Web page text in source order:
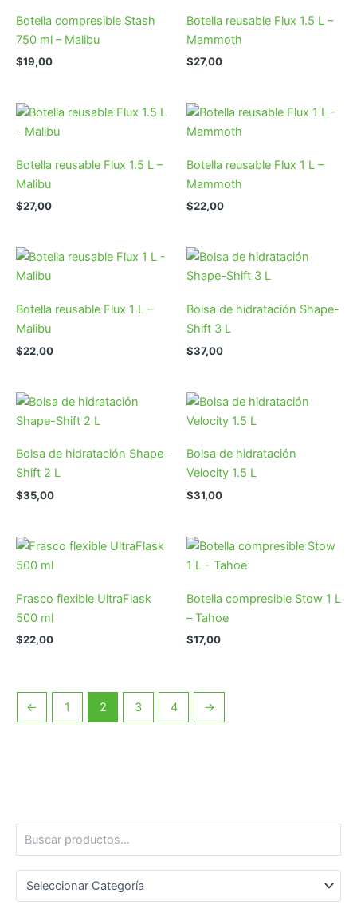
Botella compresible Stash
750 ml – Malibu
$19,00
Botella reusable Flux 1.5 L –
Mammoth
$27,00
Botella reusable Flux 1.5 L –
Malibu
$27,00
Botella reusable Flux 1 L –
Mammoth
$22,00
Botella reusable Flux 1 L –
Malibu
$22,00
Bolsa de hidratación Shape-
Shift 3 L
$37,00
Bolsa de hidratación Shape-
Shift 2 L
$35,00
Bolsa de hidratación
Velocity 1.5 L
$31,00
Frasco flexible UltraFlask
500 ml
$22,00
Botella compresible Stow 1 L
– Tahoe
$17,00
← 1 2 3 4 →